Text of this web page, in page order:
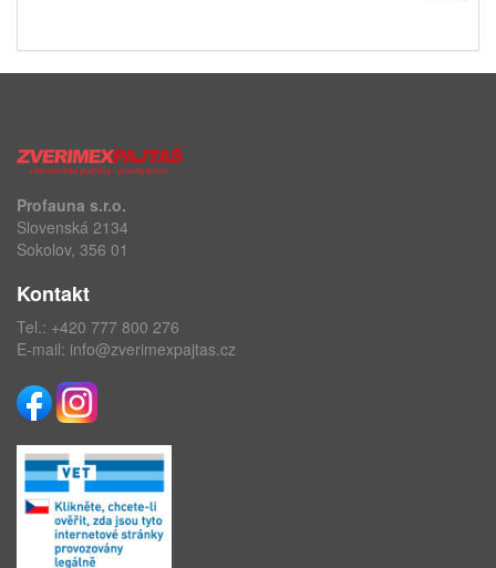
Profauna s.r.o.
Slovenská 2134
Sokolov, 356 01
Kontakt
Tel.: +420 777 800 276
E-mail: info@zverimexpajtas.cz